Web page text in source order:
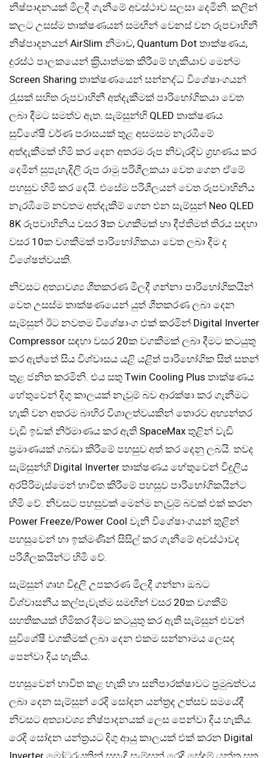
නිෂ්පාදනයක් මිලදී ගැනීමේ අවස්ථාව සලසා දෙමිනි. කලින්
කලට උසස්ම තාක්ෂණයන් සමඟින් වෙනස් වන රූපවාහිනී
නිෂ්පාදනයන් AirSlim නිමාව, Quantum Dot තාක්ෂණය,
දුරස්ථ පාලකයෙන් ක‍්‍රියාත්මක කිරීමේ හැකියාව මෙන්ම
Screen Sharing තාක්ෂණයෙන් සන්නද්ධ විශේෂාංගයන්
රැුසක් සහිත රූපවාහිනී අත්දැකීමක් පාරිභෝගිකයා වෙත
ලබා දීමට සමත්ව ඇත. සැම්සුන්හි QLED තාක්ෂණය
සුවිශේෂී වර්ණ පරාසයක් තුළ අසමසම නැරඹීමේ
අත්දැකීමක් හිමි කර දෙන අතරම රූප නිවැරදිව ග‍්‍රහණය කර
දෙමින් සුපැහැදිලි රූප රාමු පරිශීලකයා වෙත ගෙන ඒමේ
පහසුව හිමි කර දෙයි. එසේම පරිශීලයන් වෙත රූපවාහිනිය
නැරඹීමේ නවතම අත්දැකීම් ගෙන එන සැම්සුන් Neo QLED
8K රූපවාහිනිය වසර 3ක වගකීමක් හා දීප්තිමත් තිරය සඳහා
වසර 10ක වගකීමක් පාරිභෝගිකයා වෙත ලබා දීම ද
විශේෂත්වයකි.
නිවසට අත්‍යාවශ්‍ය ශීතකරණ මිලදී ගන්නා පාරිභෝගිකයින්
වෙත උසස්ම තාක්ෂණයෙන් යුත් ශීතකරණ ලබා දෙන
සැම්සුන් ඊට නවතම විශේෂාංග එක් කරමින් Digital Inverter
Compressor සඳහා වසර 20ක වගකීමක් ලබා දීමට කටයුතු
කර ඇත්තේ සිය විශ්වාසය යළි යළිත් පාරිභෝගික සිත් සතන්
තුළ ජනිත කරමිනි. එය සතු Twin Cooling Plus තාක්ෂණය
හේතුවෙන් දිගු කාලයක් නැවුම් බව ආරක්ෂා කර ගැනීමට
හැකි වන අතරම බාහිර විශාලත්වයකින් තොරව අභ්‍යන්තර
වැඩි ඉඩක් නිර්මාණය කර ඇති SpaceMax තුළින් වැඩි
ප‍්‍රමාණයක් ගබඩා කිරීමේ පහසුව අත් කර දෙනු ලබයි. තවද
සැම්සුන්හි Digital Inverter තාක්ෂණය හේතුවෙන් විදුලිය
අරපිරිමැස්මෙන් භාවිත කිරීමේ පහසුව පාරිභෝගිකයින්ට
හිමි වේ. නිවසට පහසුවක් මෙන්ම නැවුම් බවක් එක් කරන
Power Freeze/Power Cool වැනි විශේෂාංගයන් තුළින්
පහසුවෙන් හා ඉක්මණින් සිසිල් කර ගැනීමේ අවස්ථාවද
පරිශීලකයින්ට හිමි වේ.
සැම්සුන් ගෘහ විදුලි උපකරණ මිලදී ගන්නා ඔබට
විශ්වාසනීය කල්පැවැත්ම සමඟින් වසර 20ක වගකීම්
සහතිකයක් හිමිකර දීමට කටයුතු කර ඇති සැම්සුන් එවන්
සුවිශේෂී වගකීමක් ලබා දෙන එකම සන්නාමය ලෙසද
පෙන්වා දිය හැකිය.
පහසුවෙන් භාවිත කළ හැකි හා සනීපාරක්ෂාවට ප‍්‍රමුඛත්වය
ලබා දෙන සැම්සුන් රෙදි සෝදන යන්ත‍්‍රද උත්සව සමයේදී
නිවසට අත්‍යාවශ්‍ය නිෂ්පාදනයක් ලෙස පෙන්වා දිය හැකිය.
රෙදි සෝදන යන්ත‍්‍රයට දිගු ආයු කාලයක් එක් කරන Digital
Inverter මෝටරයකින් සුසැදි සැම්සුන් රෙදි සේදුම් යන්ත‍්‍ර සතු